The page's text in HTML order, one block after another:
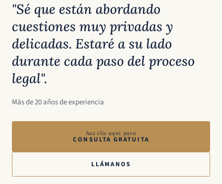
"Sé que están abordando
cuestiones muy privadas y
delicadas. Estaré a su lado
durante cada paso del proceso
legal".
Más de 20 años de experiencia
haz clic aquí para
CONSULTA GRATUITA
LLÁMANOS